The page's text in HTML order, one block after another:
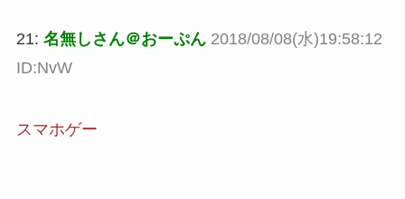
21: 名無しさん＠おーぷん 2018/08/08(水)19:58:12
ID:NvW
スマホゲー